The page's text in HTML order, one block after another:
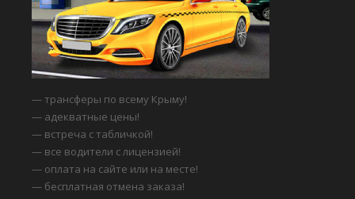
— трансферы по всему Крыму!
— адекватные цены!
— встреча с табличкой!
— все водители с лицензией!
— оплата на сайте или на месте!
— бесплатная отмена заказа!